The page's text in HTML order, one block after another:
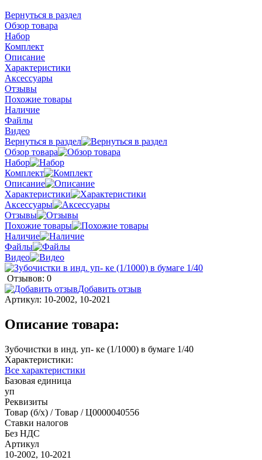
Вернуться в раздел
Обзор товара
Набор
Комплект
Описание
Характеристики
Аксессуары
Отзывы
Похожие товары
Наличие
Файлы
Видео
Вернуться в раздел
Обзор товара
Набор
Комплект
Описание
Характеристики
Аксессуары
Отзывы
Похожие товары
Наличие
Файлы
Видео
Отзывов: 0
Добавить отзыв
Артикул: 10-2002, 10-2021
Описание товара:
Зубочистки в инд. уп- ке (1/1000) в бумаге 1/40
Характеристики:
Все характеристики
Базовая единица
уп
Реквизиты
Товар (б/х) / Товар / Ц0000040556
Ставки налогов
Без НДС
Артикул
10-2002, 10-2021